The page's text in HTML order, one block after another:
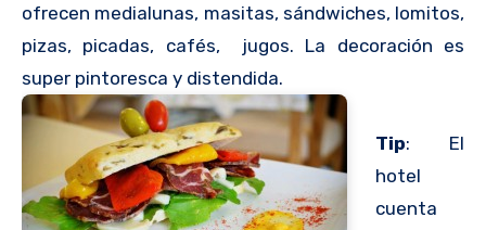
ofrecen medialunas, masitas, sándwiches, lomitos,
pizas, picadas, cafés, jugos. La decoración es
super pintoresca y distendida.
Tip: El
hotel
cuenta